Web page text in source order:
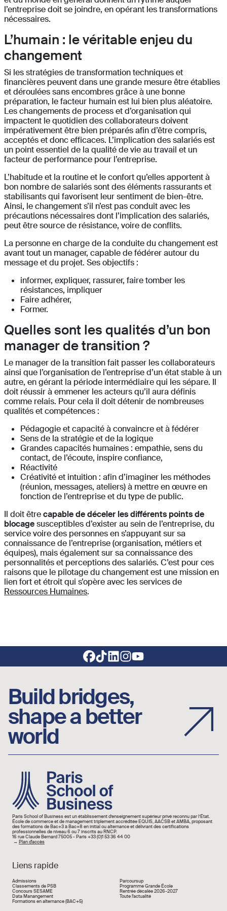
l’entreprise doit se joindre, en opérant les transformations
nécessaires.
L’humain : le véritable enjeu du
changement
Si les stratégies de transformation techniques et
financières peuvent dans une grande mesure être établies
et déroulées sans encombres grâce à une bonne
préparation, le facteur humain est lui bien plus aléatoire.
Les changements de process et d’organisation qui
impactent le quotidien des collaborateurs doivent
impérativement être bien préparés afin d’être compris,
acceptés et donc efficaces. L’implication des salariés est
un point essentiel de la qualité de vie au travail et un
facteur de performance pour l’entreprise.
L’habitude et la routine et le confort qu’elles apportent à
bon nombre de salariés sont des éléments rassurants et
stabilisants qui favorisent leur sentiment de bien-être.
Ainsi, le changement s’il n’est pas conduit avec les
précautions nécessaires dont l’implication des salariés,
peut être source de résistance, voire de conflits.
La personne en charge de la conduite du changement est
avant tout un manager, capable de fédérer autour du
message et du projet. Ses objectifs :
informer, expliquer, rassurer, faire tomber les
résistances, impliquer
Faire adhérer,
Former.
Quelles sont les qualités d’un bon
manager de transition ?
Le manager de la transition fait passer les collaborateurs
ainsi que l’organisation de l’entreprise d’un état stable à un
autre, en gérant la période intermédiaire qui les sépare. Il
doit réussir à emmener les acteurs qu’il aura définis
comme relais. Pour cela il doit détenir de nombreuses
qualités et compétences :
Pédagogie et capacité à convaincre et à fédérer
Sens de la stratégie et de la logique
Grandes capacités humaines : empathie, sens du
contact, de l’écoute, inspire confiance,
Réactivité
Créativité et intuition : afin d’imaginer les méthodes
(réunion, messages, ateliers) à mettre en œuvre en
fonction de l’entreprise et du type de public.
Il doit êtrecapable de déceler les différents points de
blocagesusceptibles d’exister au sein de l’entreprise, du
service voire des personnes en s’appuyant sur sa
connaissance de l’entreprise (organisation, métiers et
équipes), mais également sur sa connaissance des
personnalités et perceptions des salariés. C’est pour ces
raisons que le pilotage du changement est une mission en
lien fort et étroit qui s’opère avec les services de
Ressources Humaines.
Footer social links
Build bridges,
shape a better
world
Image
Paris School of Business est un établissement d’enseignement supérieur privé reconnu par l’État.
École de commerce et de management triplement accréditée EQUIS, AACSB et AMBA, proposant
des formations de Bac+3 à Bac+8 en initial ou alternance et délivrant des certifications
professionnelles de niveau 6 ou 7 inscrits au RNCP.
16 rue Claude Bernard 75005 - Paris +33 (0)1 53 36 44 00
→ Plan d'accès
Liens rapide
Liens rapide
Admissions
Classements de PSB
Concours SESAME
Data Manangement
Formations en alternance (BAC+5)
Parcoursup
Programme Grande École
Rentrée décalée 2026-2027
Toute l'actualité